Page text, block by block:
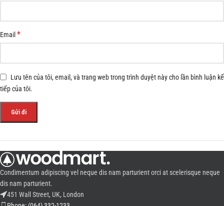
Email*
Lưu tên của tôi, email, và trang web trong trình duyệt này cho lần bình luận kế
tiếp của tôi.
Condimentum adipiscing vel neque dis nam parturient orci at scelerisque neque
dis nam parturient.
451 Wall Street, UK, London